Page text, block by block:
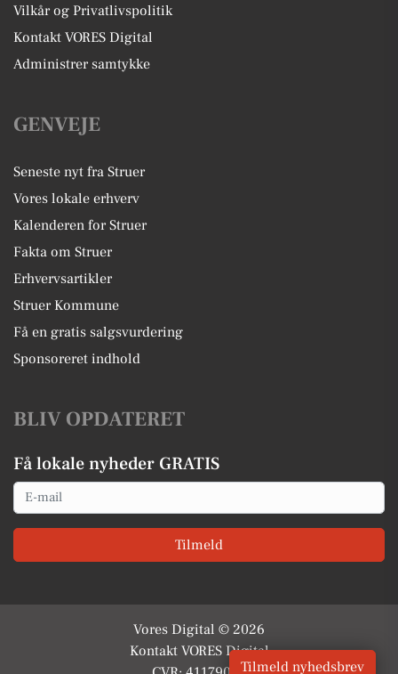
Vilkår og Privatlivspolitik
Kontakt VORES Digital
Administrer samtykke
GENVEJE
Seneste nyt fra Struer
Vores lokale erhverv
Kalenderen for Struer
Fakta om Struer
Erhvervsartikler
Struer Kommune
Få en gratis salgsvurdering
Sponsoreret indhold
BLIV OPDATERET
Få lokale nyheder GRATIS
Email
Tilmeld
Vores Digital © 2026
Kontakt VORES Digital
Tilmeld nyhedsbrev